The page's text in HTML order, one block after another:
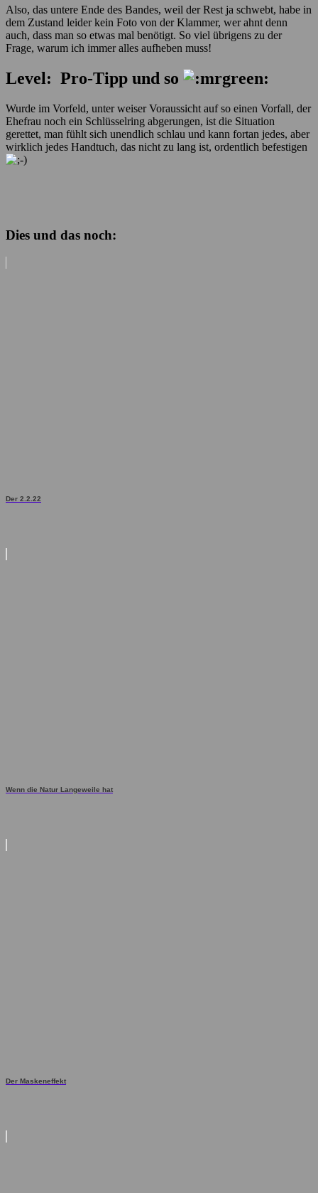
Also, das untere Ende des Bandes, weil der Rest ja schwebt, habe in
dem Zustand leider kein Foto von der Klammer, wer ahnt denn
auch, dass man so etwas mal benötigt. So viel übrigens zu der
Frage, warum ich immer alles aufheben muss!
Level: Pro-Tipp und so
Wurde im Vorfeld, unter weiser Voraussicht auf so einen Vorfall, der
Ehefrau noch ein Schlüsselring abgerungen, ist die Situation
gerettet, man fühlt sich unendlich schlau und kann fortan jedes, aber
wirklich jedes Handtuch, das nicht zu lang ist, ordentlich befestigen
Dies und das noch:
Der 2.2.22
Wenn die Natur Langeweile hat
Der Maskeneffekt